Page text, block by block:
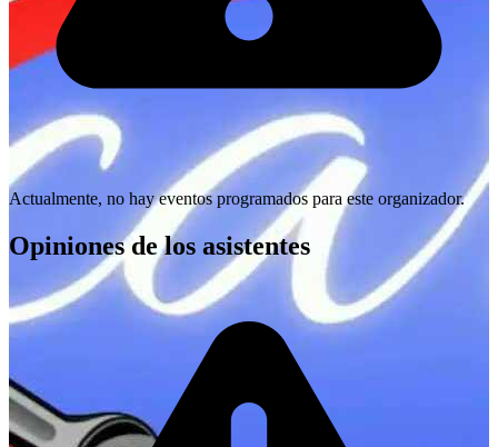
Actualmente, no hay eventos programados para este organizador.
Opiniones de los asistentes